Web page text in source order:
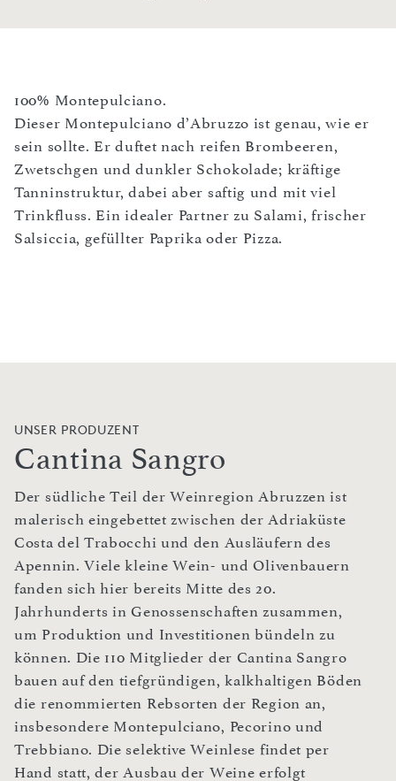
100% Montepulciano.
Dieser Montepulciano d’Abruzzo ist genau, wie er
sein sollte. Er duftet nach reifen Brombeeren,
Zwetschgen und dunkler Schokolade; kräftige
Tanninstruktur, dabei aber saftig und mit viel
Trinkfluss. Ein idealer Partner zu Salami, frischer
Salsiccia, gefüllter Paprika oder Pizza.
UNSER PRODUZENT
Cantina Sangro
Der südliche Teil der Weinregion Abruzzen ist
malerisch eingebettet zwischen der Adriaküste
Costa del Trabocchi und den Ausläufern des
Apennin. Viele kleine Wein- und Olivenbauern
fanden sich hier bereits Mitte des 20.
Jahrhunderts in Genossenschaften zusammen,
um Produktion und Investitionen bündeln zu
können. Die 110 Mitglieder der Cantina Sangro
bauen auf den tiefgründigen, kalkhaltigen Böden
die renommierten Rebsorten der Region an,
insbesondere Montepulciano, Pecorino und
Trebbiano. Die selektive Weinlese findet per
Hand statt, der Ausbau der Weine erfolgt